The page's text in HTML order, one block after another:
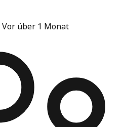
Vor über 1 Monat